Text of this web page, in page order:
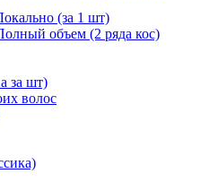
(за 1 шт)
объем (2 ряда кос)
за шт)
волос